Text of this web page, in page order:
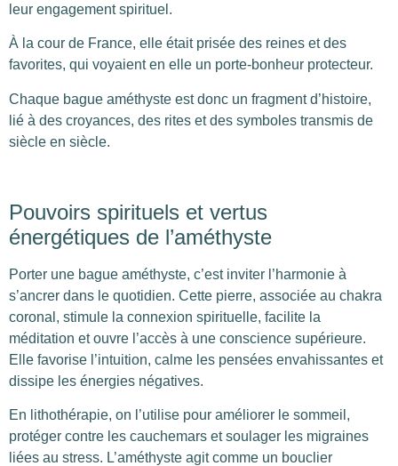
leur engagement spirituel.
À la cour de France, elle était prisée des reines et des
favorites, qui voyaient en elle un porte-bonheur protecteur.
Chaque bague améthyste est donc un fragment d’histoire,
lié à des croyances, des rites et des symboles transmis de
siècle en siècle.
Pouvoirs spirituels et vertus
énergétiques de l’améthyste
Porter une bague améthyste, c’est inviter l’harmonie à
s’ancrer dans le quotidien. Cette pierre, associée au chakra
coronal, stimule la connexion spirituelle, facilite la
méditation et ouvre l’accès à une conscience supérieure.
Elle favorise l’intuition, calme les pensées envahissantes et
dissipe les énergies négatives.
En lithothérapie, on l’utilise pour améliorer le sommeil,
protéger contre les cauchemars et soulager les migraines
liées au stress. L’améthyste agit comme un bouclier